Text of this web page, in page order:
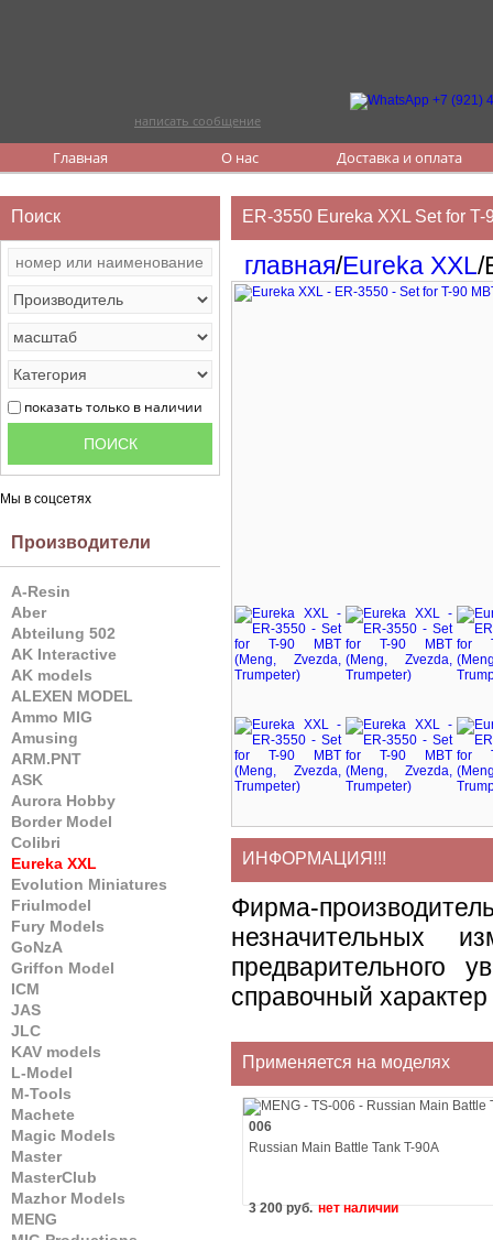
написать сообщение
Главная О нас Доставка и оплата
Поиск
показать только в наличии
Мы в соцсетях
Производители
A-Resin
Aber
Abteilung 502
AK Interactive
AK models
ALEXEN MODEL
Ammo MIG
Amusing
ARM.PNT
ASK
Aurora Hobby
Border Model
Colibri
Eureka XXL
Evolution Miniatures
Friulmodel
Fury Models
GoNzA
Griffon Model
ICM
JAS
JLC
KAV models
L-Model
M-Tools
Machete
Magic Models
Master
MasterClub
Mazhor Models
MENG
ER-3550 Eureka XXL Set for
главная/Eureka XXL/
ИНФОРМАЦИЯ!!!
Фирма-
незначительных
предварительного
справочный
Применяется на моделях
006
Russian Main Battle Tank T-90A
3 200 руб. нет наличии